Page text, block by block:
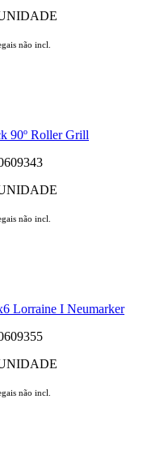
não incl.
90º Roller Grill
não incl.
Lorraine I Neumarker
não incl.